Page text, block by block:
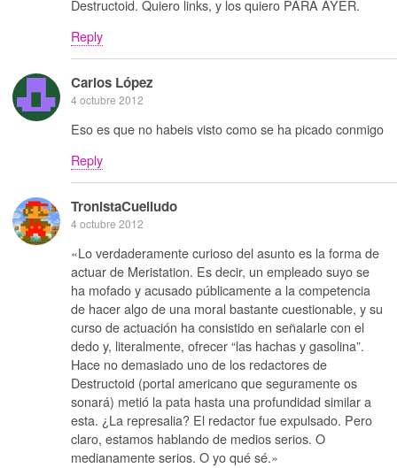
Destructoid. Quiero links, y los quiero PARA AYER.
Reply
Carlos López
4 octubre 2012
Eso es que no habeis visto como se ha picado conmigo
Reply
TronistaCuelludo
4 octubre 2012
«Lo verdaderamente curioso del asunto es la forma de
actuar de Meristation. Es decir, un empleado suyo se
ha mofado y acusado públicamente a la competencia
de hacer algo de una moral bastante cuestionable, y su
curso de actuación ha consistido en señalarle con el
dedo y, literalmente, ofrecer “las hachas y gasolina”.
Hace no demasiado uno de los redactores de
Destructoid (portal americano que seguramente os
sonará) metió la pata hasta una profundidad similar a
esta. ¿La represalia? El redactor fue expulsado. Pero
claro, estamos hablando de medios serios. O
medianamente serios. O yo qué sé.»